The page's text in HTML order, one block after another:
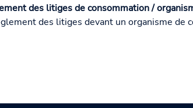
des litiges de consommation /
des litiges devant un organisme de